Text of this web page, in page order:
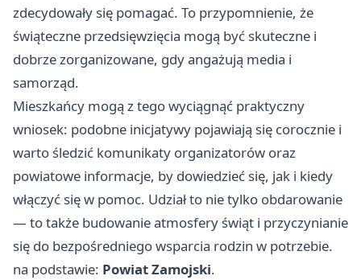
zdecydowały się pomagać. To przypomnienie, że
świąteczne przedsięwzięcia mogą być skuteczne i
dobrze zorganizowane, gdy angażują media i
samorząd.
Mieszkańcy mogą z tego wyciągnąć praktyczny
wniosek: podobne inicjatywy pojawiają się corocznie i
warto śledzić komunikaty organizatorów oraz
powiatowe informacje, by dowiedzieć się, jak i kiedy
włączyć się w pomoc. Udział to nie tylko obdarowanie
— to także budowanie atmosfery świąt i przyczynianie
się do bezpośredniego wsparcia rodzin w potrzebie.
na podstawie: Powiat Zamojski.